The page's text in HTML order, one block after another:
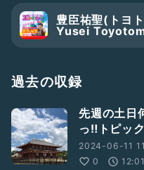
https://stand.fm/
25
#トヨトミユウセー #エトラ
#火曜日 #開運講談師あっ
豊臣祐聖(トヨ
Yusei
過去の収録
先週の土日
っ‼︎トピッ
2024-06-11
0
12:01